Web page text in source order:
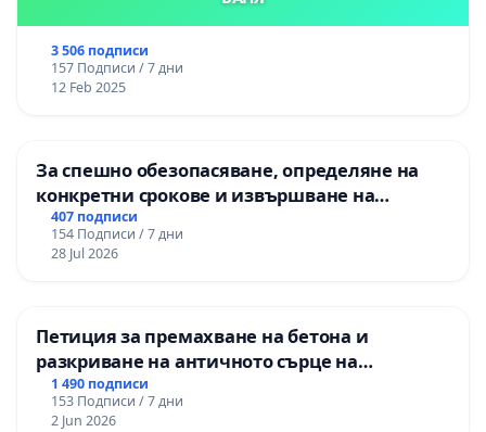
3 506 подписи
157 Подписи / 7 дни
12 Feb 2025
За спешно обезопасяване, определяне на
конкретни срокове и извършване на
цялостна рехабилитация на
републиканския път между пътен възел АМ
„Тракия“ - гр. Ихтиман - с. Мирово - к.к.
407 подписи
154 Подписи / 7 дни
28 Jul 2026
Петиция за премахване на бетона и
разкриване на античното сърце на
Могиланската могила във Враца
1 490 подписи
153 Подписи / 7 дни
2 Jun 2026